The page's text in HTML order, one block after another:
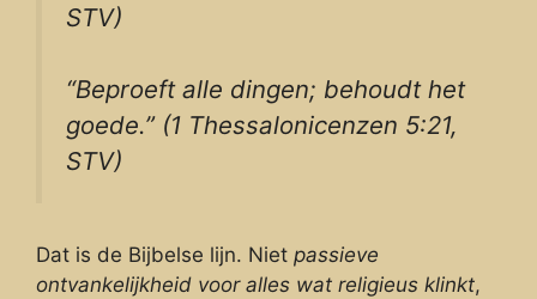
STV)
“Beproeft alle dingen; behoudt het
goede.” (1 Thessalonicenzen 5:21,
STV)
Dat is de Bijbelse lijn. Niet passieve
ontvankelijkheid voor alles wat religieus klinkt,